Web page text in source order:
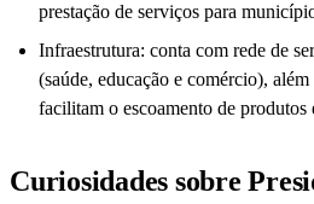
prestação de serviços para
Infraestrutura: conta com rede de
(saúde, educação e comércio),
facilitam o escoamento de produtos
Curiosidades sobre